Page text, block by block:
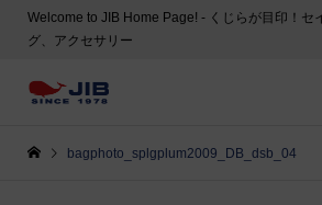
Welcome to JIB Home Page! ‐ くじらが目印！セ
グ、アクセサリー
bagphoto_splgplum2009_DB_dsb_04